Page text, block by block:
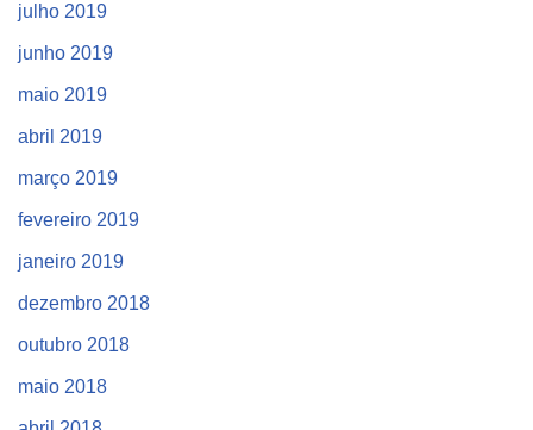
julho 2019
junho 2019
maio 2019
abril 2019
março 2019
fevereiro 2019
janeiro 2019
dezembro 2018
outubro 2018
maio 2018